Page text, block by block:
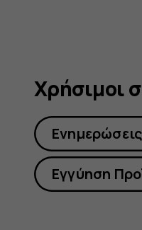
Χρήσιμοι
Εγγύηση